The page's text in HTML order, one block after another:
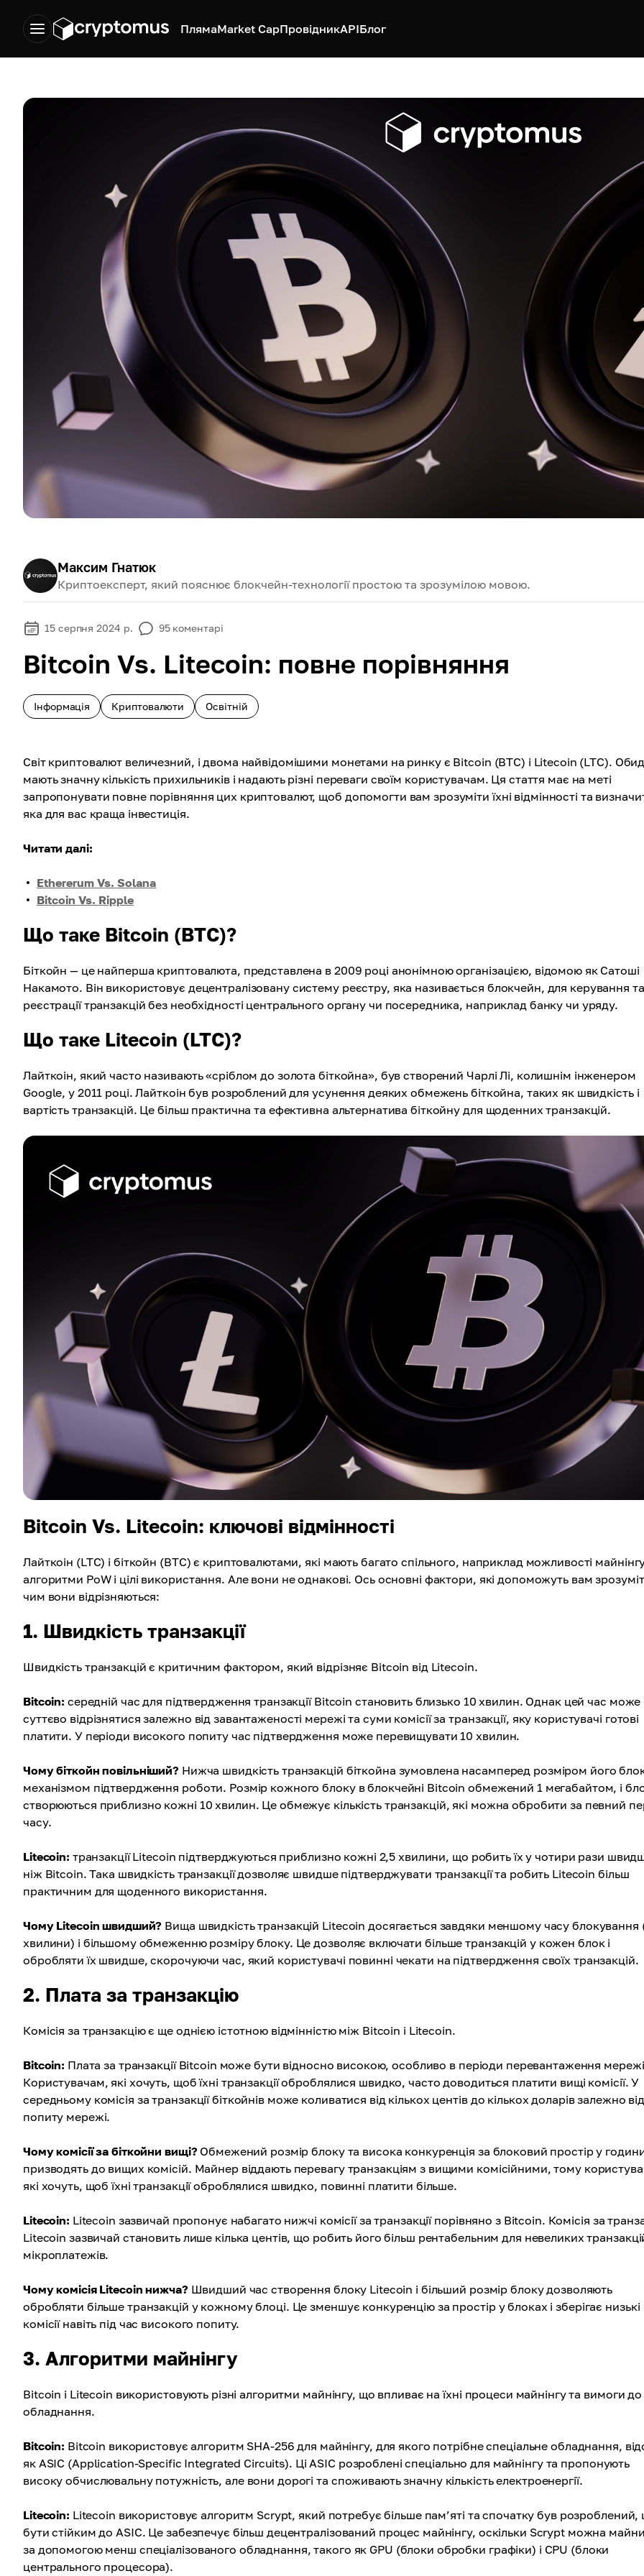
ПлямаMarket CapПровідникAPIБлог
Максим Гнатюк
Криптоексперт, який пояснює блокчейн-технології простою та зрозумілою мовою.
15 серпня 2024 р. 95 коментарі
Bitcoin Vs. Litecoin: повне порівняння
Інформація Криптовалюти Освітній
Світ криптовалют величезний, і двома найвідомішими монетами на ринку є Bitcoin (BTC) і Litecoin (LTC).
мають значну кількість прихильників і надають різні переваги своїм користувачам. Ця стаття має на меті
запропонувати повне порівняння цих криптовалют, щоб допомогти вам зрозуміти їхні відмінності та
яка для вас краща інвестиція.
Читати далі:
Ethererum Vs. Solana
Bitcoin Vs. Ripple
Що таке Bitcoin (BTC)?
Біткойн — це найперша криптовалюта, представлена ​​в 2009 році анонімною організацією, відомою як Сатоші
Накамото. Він використовує децентралізовану систему реєстру, яка називається блокчейн, для керування та
реєстрації транзакцій без необхідності центрального органу чи посередника, наприклад банку чи уряду.
Що таке Litecoin (LTC)?
Лайткоін, який часто називають «сріблом до золота біткойна», був створений Чарлі Лі, колишнім інженером
Google, у 2011 році. Лайткоін був розроблений для усунення деяких обмежень біткойна, таких як швидкість і
вартість транзакцій. Це більш практична та ефективна альтернатива біткойну для щоденних транзакцій.
Bitcoin Vs. Litecoin: ключові відмінності
Лайткоін (LTC) і біткойн (BTC) є криптовалютами, які мають багато спільного, наприклад можливості
алгоритми PoW і цілі використання. Але вони не однакові. Ось основні фактори, які допоможуть вам
чим вони відрізняються:
1. Швидкість транзакції
Швидкість транзакцій є критичним фактором, який відрізняє Bitcoin від Litecoin.
Bitcoin: середній час для підтвердження транзакції Bitcoin становить близько 10 хвилин. Однак цей час може
суттєво відрізнятися залежно від завантаженості мережі та суми комісії за транзакції, яку користувачі готові
платити. У періоди високого попиту час підтвердження може перевищувати 10 хвилин.
Чому біткойн повільніший? Нижча швидкість транзакцій біткойна зумовлена ​​насамперед розміром його
механізмом підтвердження роботи. Розмір кожного блоку в блокчейні Bitcoin обмежений 1 мегабайтом, і
створюються приблизно кожні 10 хвилин. Це обмежує кількість транзакцій, які можна обробити за певний
часу.
Litecoin: транзакції Litecoin підтверджуються приблизно кожні 2,5 хвилини, що робить їх у чотири рази
ніж Bitcoin. Така швидкість транзакції дозволяє швидше підтверджувати транзакції та робить Litecoin більш
практичним для щоденного використання.
Чому Litecoin швидший? Вища швидкість транзакцій Litecoin досягається завдяки меншому часу блокування
хвилини) і більшому обмеженню розміру блоку. Це дозволяє включати більше транзакцій у кожен блок і
обробляти їх швидше, скорочуючи час, який користувачі повинні чекати на підтвердження своїх транзакцій.
2. Плата за транзакцію
Комісія за транзакцію є ще однією істотною відмінністю між Bitcoin і Litecoin.
Bitcoin: Плата за транзакції Bitcoin може бути відносно високою, особливо в періоди перевантаження
Користувачам, які хочуть, щоб їхні транзакції оброблялися швидко, часто доводиться платити вищі комісії. У
середньому комісія за транзакції біткойнів може коливатися від кількох центів до кількох доларів залежно
попиту мережі.
Чому комісії за біткойни вищі? Обмежений розмір блоку та висока конкуренція за блоковий простір у
призводять до вищих комісій. Майнер віддають перевагу транзакціям з вищими комісійними, тому
які хочуть, щоб їхні транзакції оброблялися швидко, повинні платити більше.
Litecoin: Litecoin зазвичай пропонує набагато нижчі комісії за транзакції порівняно з Bitcoin. Комісія за
Litecoin зазвичай становить лише кілька центів, що робить його більш рентабельним для невеликих
мікроплатежів.
Чому комісія Litecoin нижча? Швидший час створення блоку Litecoin і більший розмір блоку дозволяють
обробляти більше транзакцій у кожному блоці. Це зменшує конкуренцію за простір у блоках і зберігає низькі
комісії навіть під час високого попиту.
3. Алгоритми майнінгу
Bitcoin і Litecoin використовують різні алгоритми майнінгу, що впливає на їхні процеси майнінгу та вимоги до
обладнання.
Bitcoin: Bitcoin використовує алгоритм SHA-256 для майнінгу, для якого потрібне спеціальне обладнання,
як ASIC (Application-Specific Integrated Circuits). Ці ASIC розроблені спеціально для майнінгу та пропонують
високу обчислювальну потужність, але вони дорогі та споживають значну кількість електроенергії.
Litecoin: Litecoin використовує алгоритм Scrypt, який потребує більше пам’яті та спочатку був
бути стійким до ASIC. Це забезпечує більш децентралізований процес майнінгу, оскільки Scrypt можна
за допомогою менш спеціалізованого обладнання, такого як GPU (блоки обробки графіки) і CPU (блоки
центрального процесора).